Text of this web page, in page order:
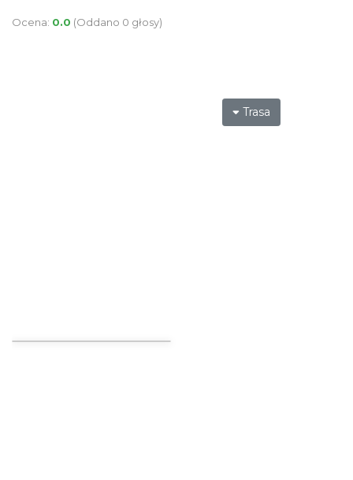
Ocena: 0.0 (Oddano 0 głosy)
Trasa